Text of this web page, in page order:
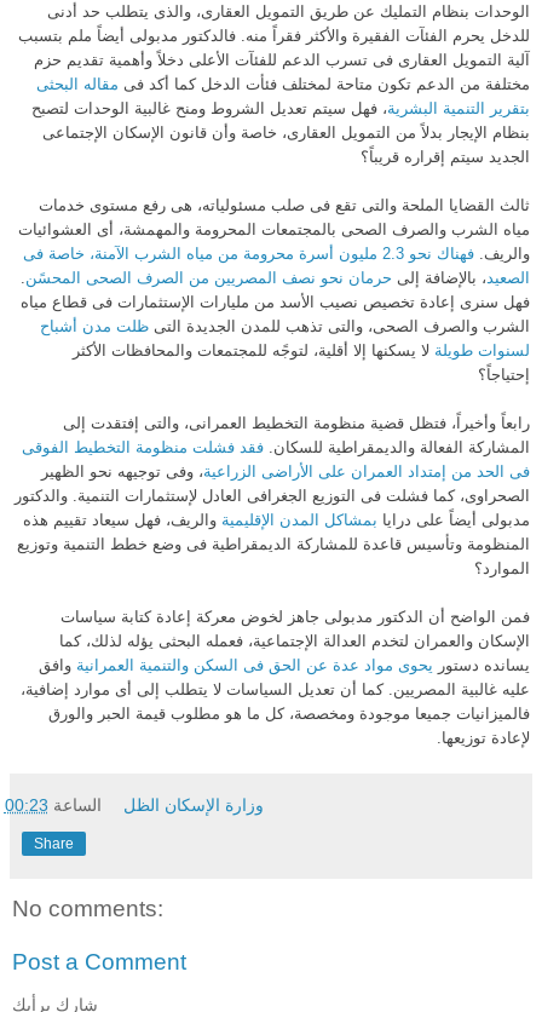
الوحدات بنظام التمليك عن طريق التمويل العقارى، والذى يتطلب حد أدنى
للدخل يحرم الفئآت الفقيرة والأكثر فقراً منه. فالدكتور مدبولى أيضاً ملم بتسبب
آلية التمويل العقارى فى تسرب الدعم للفئآت الأعلى دخلاً وأهمية تقديم حزم
مختلفة من الدعم تكون متاحة لمختلف فئأت الدخل كما أكد فى مقاله البحثى
بتقرير التنمية البشرية، فهل سيتم تعديل الشروط ومنح غالبية الوحدات لتصبح
بنظام الإيجار بدلاً من التمويل العقارى، خاصة وأن قانون الإسكان الإجتماعى
الجديد سيتم إقراره قريباً؟
ثالث القضايا الملحة والتى تقع فى صلب مسئولياته، هى رفع مستوى خدمات
مياه الشرب والصرف الصحى بالمجتمعات المحرومة والمهمشة، أى العشوائيات
والريف.
فهناك نحو 2.3 مليون أسرة محرومة من مياه الشرب الآمنة، خاصة فى
الصعيد ، بالإضافة إلى حرمان نحو نصف المصريين من الصرف الصحى المحسًن
فهل سنرى إعادة تخصيص نصيب الأسد من مليارات الإستثمارات فى قطاع مياه
الشرب والصرف الصحى، والتى تذهب للمدن الجديدة التى ظلت مدن أشباح
لسنوات طويلة لا يسكنها إلا أقلية، لتوجًه للمجتمعات والمحافظات الأكثر
إحتياجاً؟
رابعاً وأخيراً، فتظل قضية منظومة التخطيط العمرانى، والتى إفتقدت إلى
المشاركة الفعالة والديمقراطية للسكان. فقد فشلت منظومة التخطيط الفوقى
فى الحد من إمتداد العمران على الأراضى الزراعية، وفى توجيهه نحو الظهير
الصحراوى، كما فشلت فى التوزيع الجغرافى العادل لإستثمارات التنمية. والدكتور
مدبولى أيضاً على درايا بمشاكل المدن الإقليمية والريف، فهل سيعاد تقييم هذه
المنظومة وتأسيس قاعدة للمشاركة الديمقراطية فى وضع خطط التنمية وتوزيع
الموارد؟
فمن الواضح أن الدكتور مدبولى جاهز لخوض معركة إعادة كتابة سياسات
الإسكان والعمران لتخدم العدالة الإجتماعية، فعمله البحثى يؤله لذلك، كما
يسانده دستور يحوى مواد عدة عن الحق فى السكن والتنمية العمرانية وافق
عليه غالبية المصريين. كما أن تعديل السياسات لا يتطلب إلى أى موارد إضافية،
فالميزانيات جميعا موجودة ومخصصة، كل ما هو مطلوب قيمة الحبر والورق
لإعادة توزيعها.
وزارة الإسكان الظل الساعة 00:23
Share
No comments:
Post a Comment
شارك برأيك